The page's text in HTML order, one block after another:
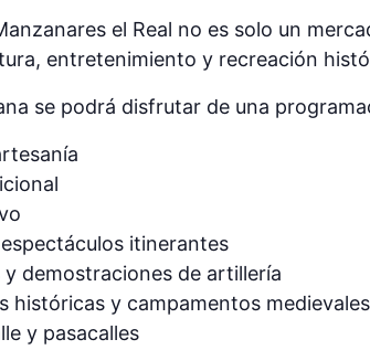
el Real no es solo un
entretenimiento y recreación
se podrá disfrutar de una
itinerantes
y demostraciones de artillería
históricas y campamentos medievales
y pasacalles